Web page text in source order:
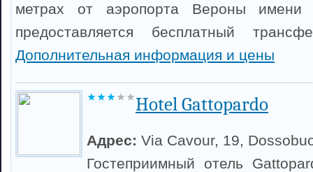
метрах от аэропорта Вероны имени
предоставляется бесплатный
Дополнительная информация и цены
Hotel Gattopardo
Адрес: Via Cavour, 19,
Гостеприимный отель